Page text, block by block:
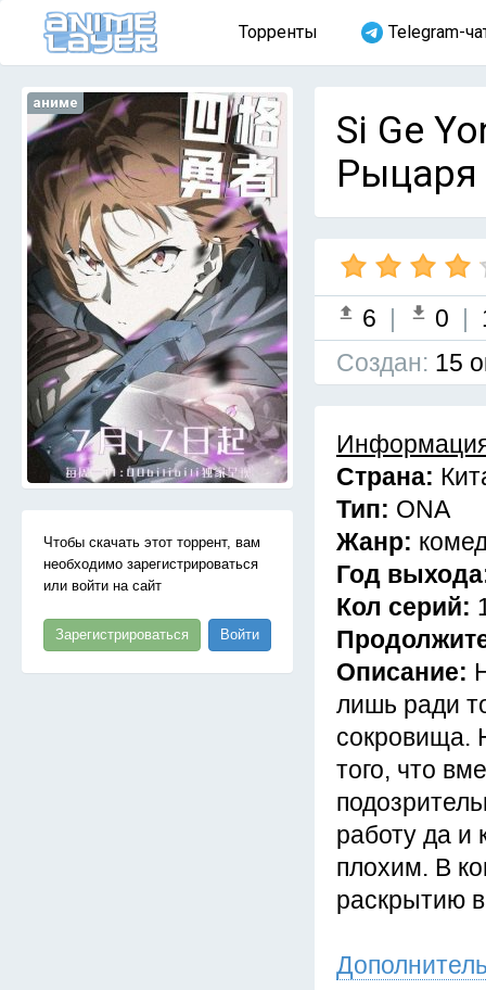
Торренты Telegram-
аниме
Чтобы скачать этот торрент, вам
необходимо зарегистрироваться
или войти на сайт
Зарегистрироваться Войти
Si Ge
Рыцаря
6 | 0 |
Cоздан: 15
Страна:
Тип: ONA
Жанр:
Год
Кол серий:
Описание:
лишь ради
сокровища.
того, что
работу да и
плохим. В
раскрытию